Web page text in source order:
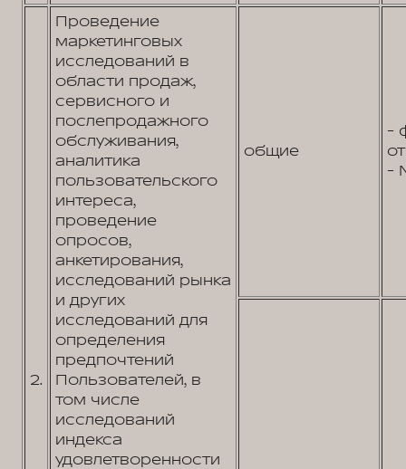
2.
Проведение
маркетинговых
исследований в
области продаж,
сервисного и
послепродажного
обслуживания,
аналитика
пользовательского
интереса,
проведение
опросов,
анкетирования,
исследований рынка
и других
исследований для
определения
предпочтений
Пользователей, в
том числе
исследований
индекса
удовлетворенности
общие
-
-